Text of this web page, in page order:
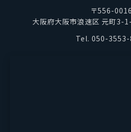
〒556-0016
大阪府大阪市浪速区 元町3-
Tel. 050-3553-